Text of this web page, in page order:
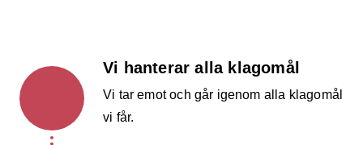
Vi hanterar alla klagomål
Vi tar emot och går igenom alla klagomål
vi får.